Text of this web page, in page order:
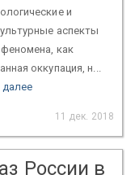
и
аспекты
как
оккупация, н...
далее
11 дек. 2018
России в